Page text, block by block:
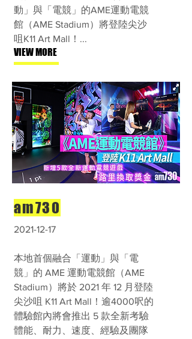
動」與「電競」的AME運動電競
館（AME Stadium）將登陸尖沙
咀K11 Art Mall！...
VIEW MORE
am730
2021-12-17
本地首個融合「運動」與「電
競」的 AME 運動電競館（AME
Stadium）將於 2021 年 12 月登陸
尖沙咀 K11 Art Mall！逾4000呎的
體驗館內將會推出 5 款全新考驗
體能、耐力、速度、經驗及團隊